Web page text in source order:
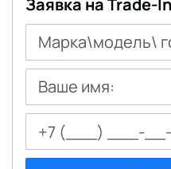
Заявка на Trade-In
Марка\модель\
Ваше имя: